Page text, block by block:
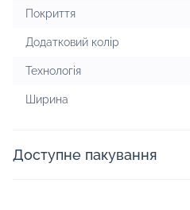
Покриття
Додатковий колір
Технологія
Ширина
Доступне пакування